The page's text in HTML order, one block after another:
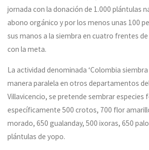
jornada con la donación de 1.000 plántulas
abono orgánico y por los menos unas 100
sus manos a la siembra en cuatro frentes
con la meta.
La actividad denominada ‘Colombia siembra
manera paralela en otros departamentos
Villavicencio, se pretende sembrar especies
específicamente 500 crotos, 700 flor
morado, 650 gualanday, 500 ixoras, 650
plántulas de yopo.